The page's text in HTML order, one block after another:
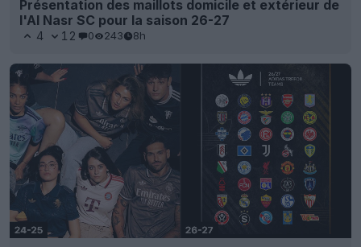
Présentation des maillots domicile et extérieur de
l'Al Nasr SC pour la saison 26-27
4 12 0 243 8h